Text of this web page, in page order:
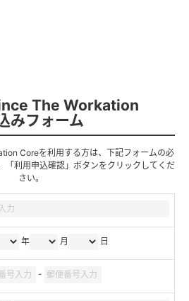
The Workation
みフォーム
Coreを利用する方は、下記フォームの必
「利用申込確認」ボタンをクリックしてくだ
さい。
年 月 日
-